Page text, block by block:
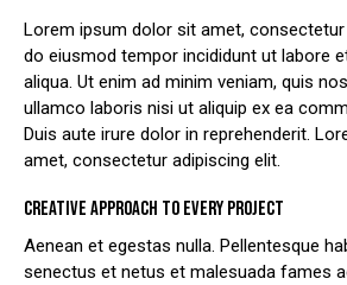
Lorem ipsum dolor sit amet, consectetur
do eiusmod tempor incididunt ut labore
aliqua. Ut enim ad minim veniam, quis
ullamco laboris nisi ut aliquip ex ea
Duis aute irure dolor in reprehenderit.
amet, consectetur adipiscing elit.
CREATIVE APPROACH TO EVERY PROJECT
Aenean et egestas nulla. Pellentesque
senectus et netus et malesuada fames